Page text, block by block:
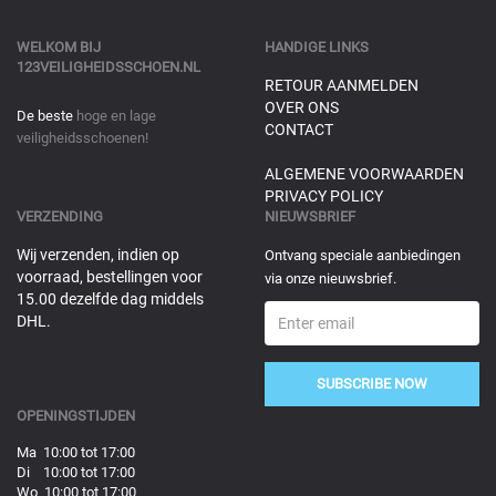
WELKOM BIJ
123VEILIGHEIDSSCHOEN.NL
De beste hoge en lage
veiligheidsschoenen!
HANDIGE LINKS
RETOUR AANMELDEN
OVER ONS
CONTACT
ALGEMENE VOORWAARDEN
PRIVACY POLICY
VERZENDING
Wij verzenden, indien op
voorraad, bestellingen voor
15.00 dezelfde dag middels
DHL.
NIEUWSBRIEF
Ontvang speciale aanbiedingen
via onze nieuwsbrief.
SUBSCRIBE NOW
OPENINGSTIJDEN
Ma 10:00 tot 17:00
Di 10:00 tot 17:00
Wo 10:00 tot 17:00